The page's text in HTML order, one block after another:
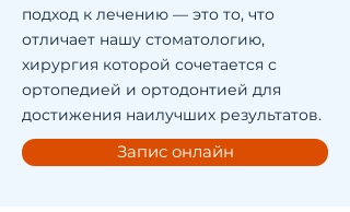
подход к лечению — это то, что
отличает нашу стоматологию,
хирургия которой сочетается с
ортопедией и ортодонтией для
достижения наилучших результатов.
Запис онлайн